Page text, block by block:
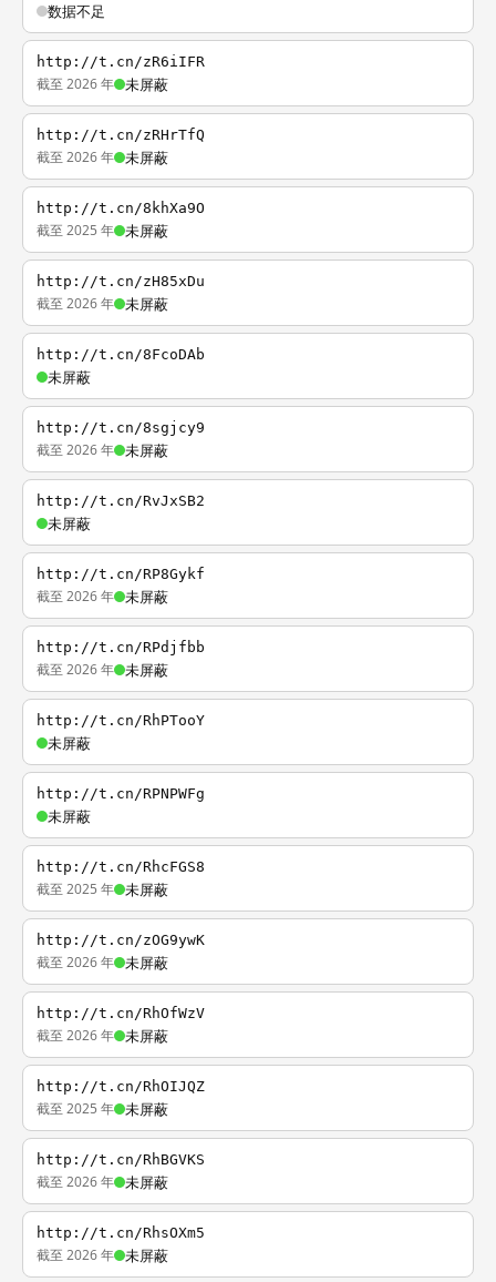
数据不足
http://t.cn/zR6iIFR
截至 2026 年 未屏蔽
http://t.cn/zRHrTfQ
截至 2026 年 未屏蔽
http://t.cn/8khXa9O
截至 2025 年 未屏蔽
http://t.cn/zH85xDu
截至 2026 年 未屏蔽
http://t.cn/8FcoDAb
未屏蔽
http://t.cn/8sgjcy9
截至 2026 年 未屏蔽
http://t.cn/RvJxSB2
未屏蔽
http://t.cn/RP8Gykf
截至 2026 年 未屏蔽
http://t.cn/RPdjfbb
截至 2026 年 未屏蔽
http://t.cn/RhPTooY
未屏蔽
http://t.cn/RPNPWFg
未屏蔽
http://t.cn/RhcFGS8
截至 2025 年 未屏蔽
http://t.cn/zOG9ywK
截至 2026 年 未屏蔽
http://t.cn/RhOfWzV
截至 2026 年 未屏蔽
http://t.cn/RhOIJQZ
截至 2025 年 未屏蔽
http://t.cn/RhBGVKS
截至 2026 年 未屏蔽
http://t.cn/RhsOXm5
截至 2026 年 未屏蔽